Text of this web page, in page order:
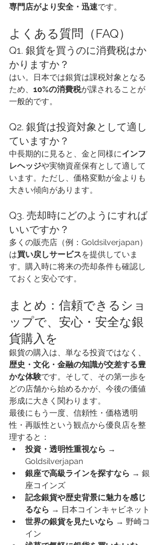
専門店がより安全・迅速です。
よくある質問（FAQ）
Q1. 銀貨を買うのに消費税はか
かりますか？
はい。日本では銀貨は課税対象となる
ため、 10%の消費税が課されることが
一般的です。
Q2. 銀貨は投資対象として適し
ていますか？
中長期的に見ると、金と同様にインフ
レヘッジや実物資産保有として適して
います。ただし、価格変動が金よりも
大きい傾向があります。
Q3. 売却時にどのようにすれば
いいですか？
多くの販売店（例：Goldsilverjapan）
は買い戻しサービスを提供していま
す。購入時に将来の売却条件も確認し
ておくと安心です。
まとめ：信頼できるショ
ップで、安心・安全な銀
貨購入を
銀貨の購入は、単なる投資ではなく、
歴史・文化・金融の知識が交差する豊
かな体験です。そして、その第一歩を
どの店舗から始めるかが、今後の価値
形成に大きく関わります。
最後にもう一度、信頼性・価格透明
性・再販性という観点から優良店を整
理すると：
投資・透明性重視なら →
Goldsilverjapan
銀座で高級ラインを探すなら → 銀
座コインズ
記念銀貨や歴史背景に魅力を感じ
るなら → 日本コインキャビネット
世界の銀貨を見たいなら → 野崎コ
イン